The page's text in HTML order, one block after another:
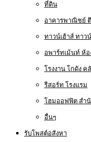
ที่ดิน
อาคารพาณิชย์
ทาวน์เฮ้าส์ ทาว
อพาร์ทเม้นท์ ห้อ
โรงงาน โกดัง ค
รีสอร์ท โรงแรม
โฮมออฟฟิต สำ
อื่นๆ
รับโพสต์อสังหา